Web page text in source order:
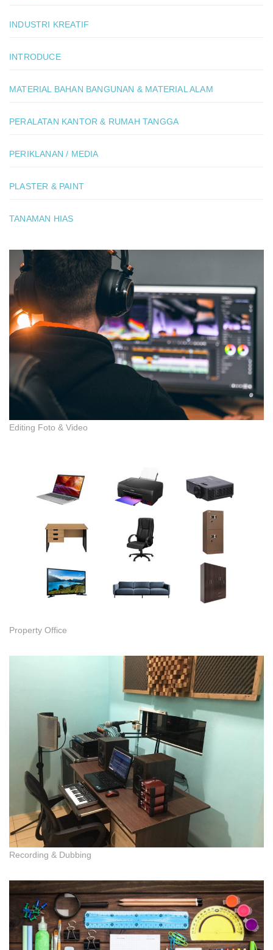
INDUSTRI KREATIF
INTRODUCE
MATERIAL BAHAN BANGUNAN & MATERIAL ALAM
PERALATAN KANTOR & RUMAH TANGGA
PERIKLANAN / MEDIA
PLASTER & PAINT
TANAMAN HIAS
Editing Foto & Video
Property Office
Recording & Dubbing